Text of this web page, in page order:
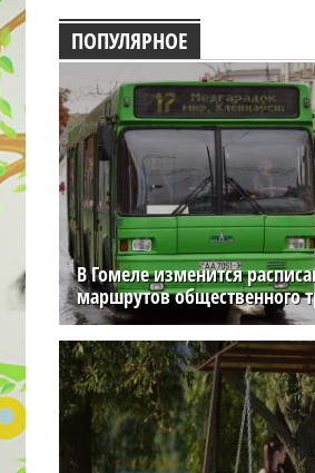
ПОПУЛЯРНОЕ
В Гомеле изменится
маршрутов общественного